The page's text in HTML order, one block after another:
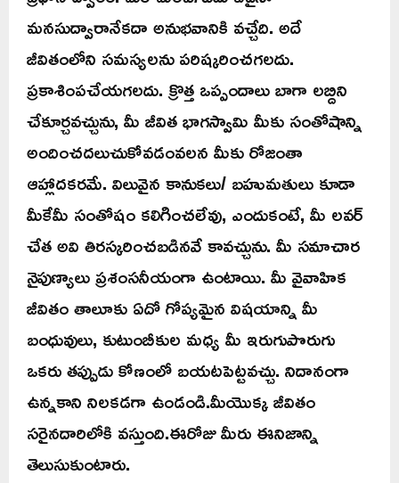
మనసుద్వారానేకదా అనుభవానికి వచ్చేది. అదే
జీవితంలోని సమస్యలను పరిష్కరించగలదు.
ప్రకాశింపచేయగలదు. క్రొత్త ఒప్పందాలు బాగా లబ్దిని
చేకూర్చవచ్చును, మీ జీవిత భాగస్వామి మీకు సంతోషాన్ని
అందించదలుచుకోవడంవలన మీకు రోజంతా
ఆహ్లాదకరమే. విలువైన కానుకలు/ బహుమతులు కూడా
మీకేమీ సంతోషం కలిగించలేవు, ఎందుకంటే, మీ లవర్
చేత అవి తిరస్కరించబడినవే కావచ్చును. మీ సమాచార
నైపుణ్యాలు ప్రశంసనీయంగా ఉంటాయి. మీ వైవాహిక
జీవితం తాలూకు ఏదో గోప్యమైన విషయాన్ని మీ
బంధువులు, కుటుంబీకుల మధ్య మీ ఇరుగుపొరుగు
ఒకరు తప్పుడు కోణంలో బయటపెట్టవచ్చు. నిదానంగా
ఉన్నకాని నిలకడగా ఉండండి.మీయొక్క జీవితం
సరైనదారిలోకి వస్తుంది.ఈరోజు మీరు ఈనిజాన్ని
తెలుసుకుంటారు.